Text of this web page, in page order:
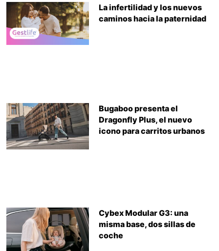
La infertilidad y los nuevos
caminos hacia la paternidad
Bugaboo presenta el
Dragonfly Plus, el nuevo
icono para carritos urbanos
Cybex Modular G3: una
misma base, dos sillas de
coche